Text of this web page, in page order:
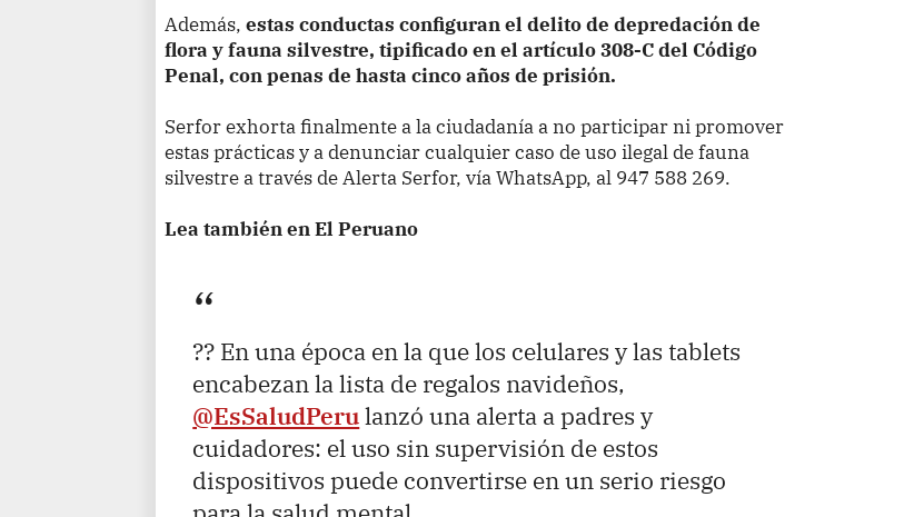
Además,estas conductas configuran el delito de depredación de
flora y fauna silvestre, tipificado en el artículo 308-C del Código
Penal, con penas de hasta cinco años de prisión.
Serfor exhorta finalmente a la ciudadanía a no participar ni promover
estas prácticas y a denunciar cualquier caso de uso ilegal de fauna
silvestre a través de Alerta Serfor, vía WhatsApp, al 947 588 269.
Lea también en El Peruano
?? En una época en la que los celulares y las tablets
encabezan la lista de regalos navideños,
@EsSaludPerulanzó una alerta a padres y
cuidadores: el uso sin supervisión de estos
dispositivos puede convertirse en un serio riesgo